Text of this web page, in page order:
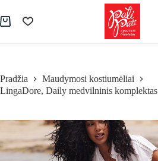
to
content
Pirkinių
Pradžia
Maudymosi kostiumėliai
LingaDore, Daily medvilninis komplektas